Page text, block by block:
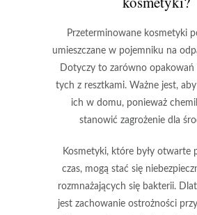
Przeterminowane kosmetyki
umieszczane w pojemniku na
Dotyczy to zarówno opakowań
tych z resztkami. Ważne jest,
ich w domu, ponieważ
stanowić zagrożenie dla
Kosmetyki, które były otwarte
czas, mogą stać się
rozmnażających się bakterii.
jest zachowanie ostrożności